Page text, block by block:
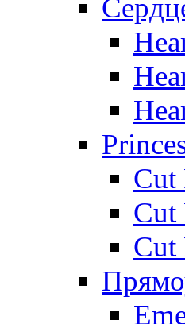
Cut
Cut
Cut